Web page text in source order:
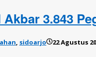
3.843
sidoarjo 22 Agustus